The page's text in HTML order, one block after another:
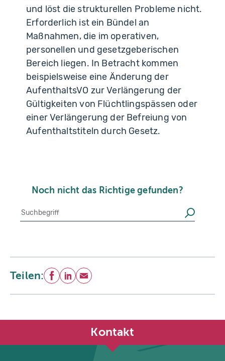
und löst die strukturellen Probleme nicht.
Erforderlich ist ein Bündel an
Maßnahmen, die im operativen,
personellen und gesetzgeberischen
Bereich liegen. In Betracht kommen
beispielsweise eine Änderung der
AufenthaltsVO zur Verlängerung der
Gültigkeiten von Flüchtlingspässen oder
einer Verlängerung der Befreiung von
Aufenthaltstiteln durch Gesetz.
Noch nicht das Richtige gefunden?
Suche Suchen
Teilen: Facebook
LinkedIn
E-Mail
Kontakt